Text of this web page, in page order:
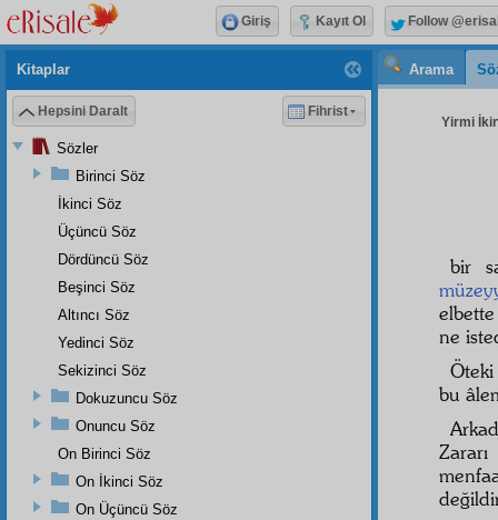
Arama
Yirmi
bir
ne
bu
Kitaplar
Hepsini Daralt Fihrist
Sözler
Birinci Söz
İkinci Söz
Üçüncü Söz
Dördüncü Söz
Beşinci Söz
Altıncı Söz
Yedinci Söz
Sekizinci Söz
Dokuzuncu Söz
Onuncu Söz
On Birinci Söz
On İkinci Söz
On Üçüncü Söz
Giriş Kayıt Ol Follow